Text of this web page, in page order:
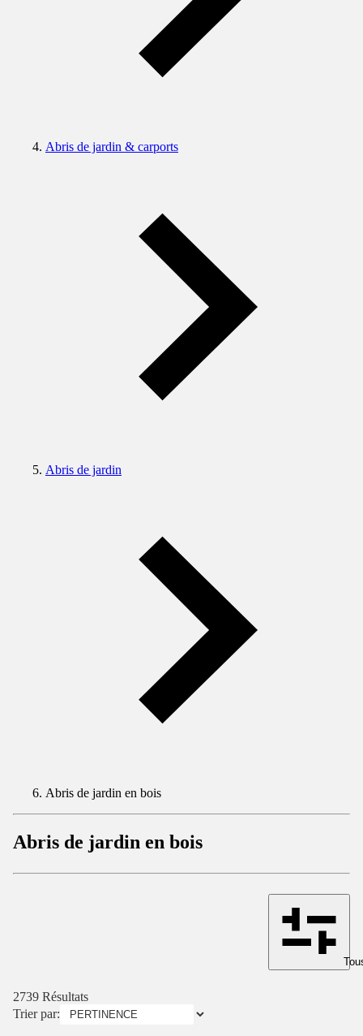
Abris de jardin & carports
Abris de jardin
Abris de jardin en bois
Abris de jardin en bois
2739 Résultats
Trier par: